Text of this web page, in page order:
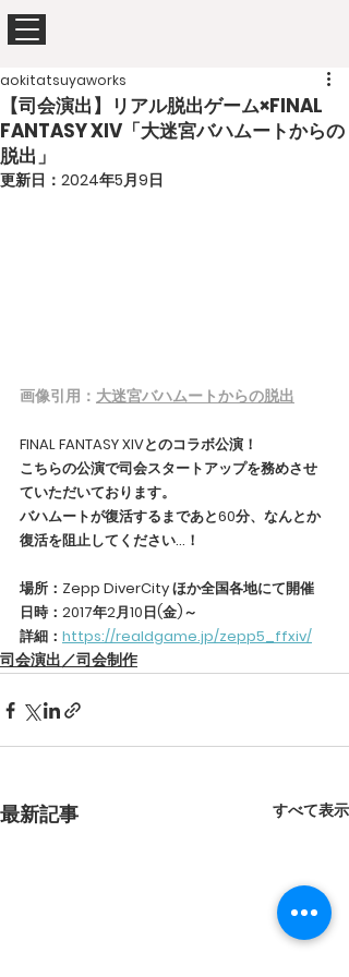
【司会演出】リアル脱出ゲーム×FINAL
FANTASY XIV「大迷宮バハムートからの
脱出」
aokitatsuyaworks
更新日： 2024年5月9日
画像引用： 大迷宮バハムートからの脱出
FINAL FANTASY XIVとのコラボ公演！
こちらの公演で司会スタートアップを務めさせ
ていただいております。
バハムートが復活するまであと60分、なんとか
復活を阻止してください…！
場所：Zepp DiverCity ほか全国各地にて開催
日時：2017年2月10日(金)～
詳細： https://realdgame.jp/zepp5_ffxiv/
司会演出／司会制作
最新記事 すべて表示